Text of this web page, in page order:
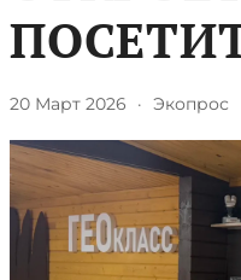
20 Март 2026 · Экопрос